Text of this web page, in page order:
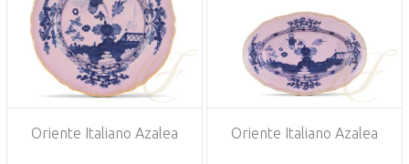
Oriente Italiano Azalea Oriente Italiano Azalea